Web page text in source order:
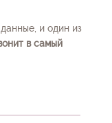
и один из
в самый